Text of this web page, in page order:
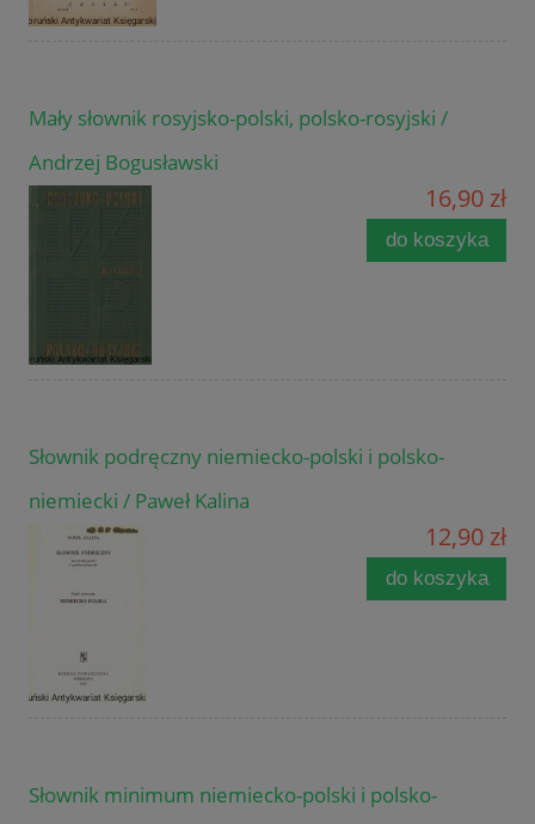
Mały słownik rosyjsko-polski, polsko-rosyjski /
Andrzej Bogusławski
16,90 zł
do koszyka
Słownik podręczny niemiecko-polski i polsko-
niemiecki / Paweł Kalina
12,90 zł
do koszyka
Słownik minimum niemiecko-polski i polsko-